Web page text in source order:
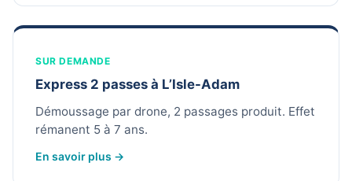
SUR DEMANDE
Express 2 passes à L’Isle-Adam
Démoussage par drone, 2 passages produit. Effet
rémanent 5 à 7 ans.
En savoir plus →